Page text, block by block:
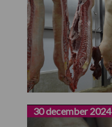
30 december 2024